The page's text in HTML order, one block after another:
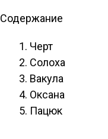
Содержание
Черт
Солоха
Вакула
Оксана
Пацюк